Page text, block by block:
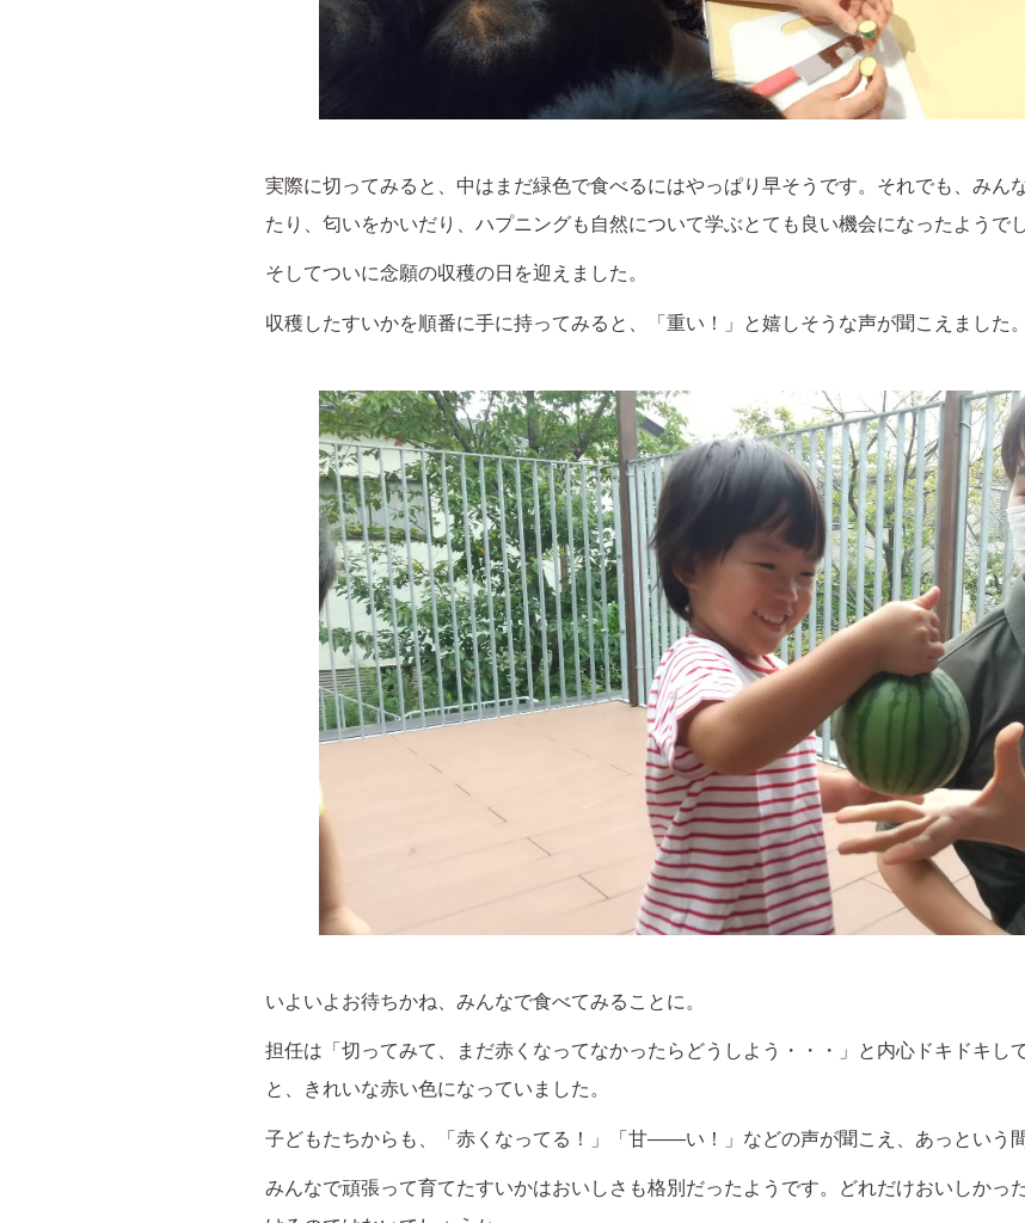
実際に切ってみると、中はまだ緑色で食べるにはやっぱり早そうです。それでも、みん
たり、匂いをかいだり、ハプニングも自然について学ぶとても良い機会になったようでし
そしてついに念願の収穫の日を迎えました。
収穫したすいかを順番に手に持ってみると、「重い！」と嬉しそうな声が聞こえました。
いよいよお待ちかね、みんなで食べてみることに。
担任は「切ってみて、まだ赤くなってなかったらどうしよう・・・」と内心ドキドキし
と、きれいな赤い色になっていました。
子どもたちからも、「赤くなってる！」「甘――い！」などの声が聞こえ、あっという
みんなで頑張って育てたすいかはおいしさも格別だったようです。どれだけおいしかっ